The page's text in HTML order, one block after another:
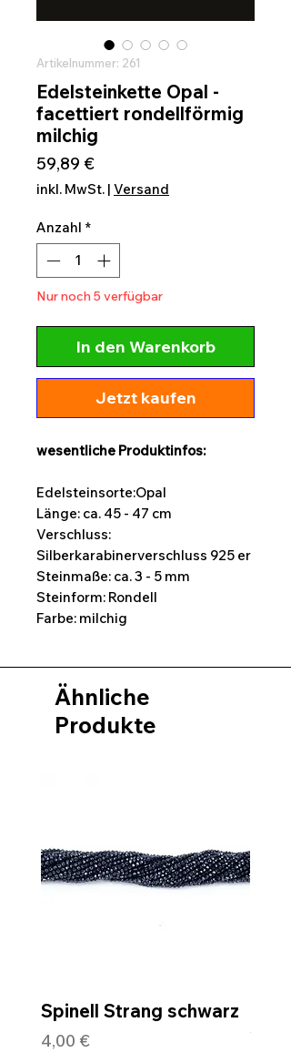
Artikelnummer: 261
Edelsteinkette Opal -
facettiert rondellförmig
milchig
59,89 €Preis
inkl. MwSt. | Versand
Anzahl *
Nur noch 5 verfügbar
In den Warenkorb
Jetzt kaufen
wesentliche Produktinfos:
Edelsteinsorte:Opal
Länge: ca. 45 - 47 cm
Verschluss:
Silberkarabinerverschluss 925 er
Steinmaße: ca. 3 - 5 mm
Steinform: Rondell
Farbe: milchig
Ähnliche
Produkte
Spinell Strang schwarz
Preis
4,00 €